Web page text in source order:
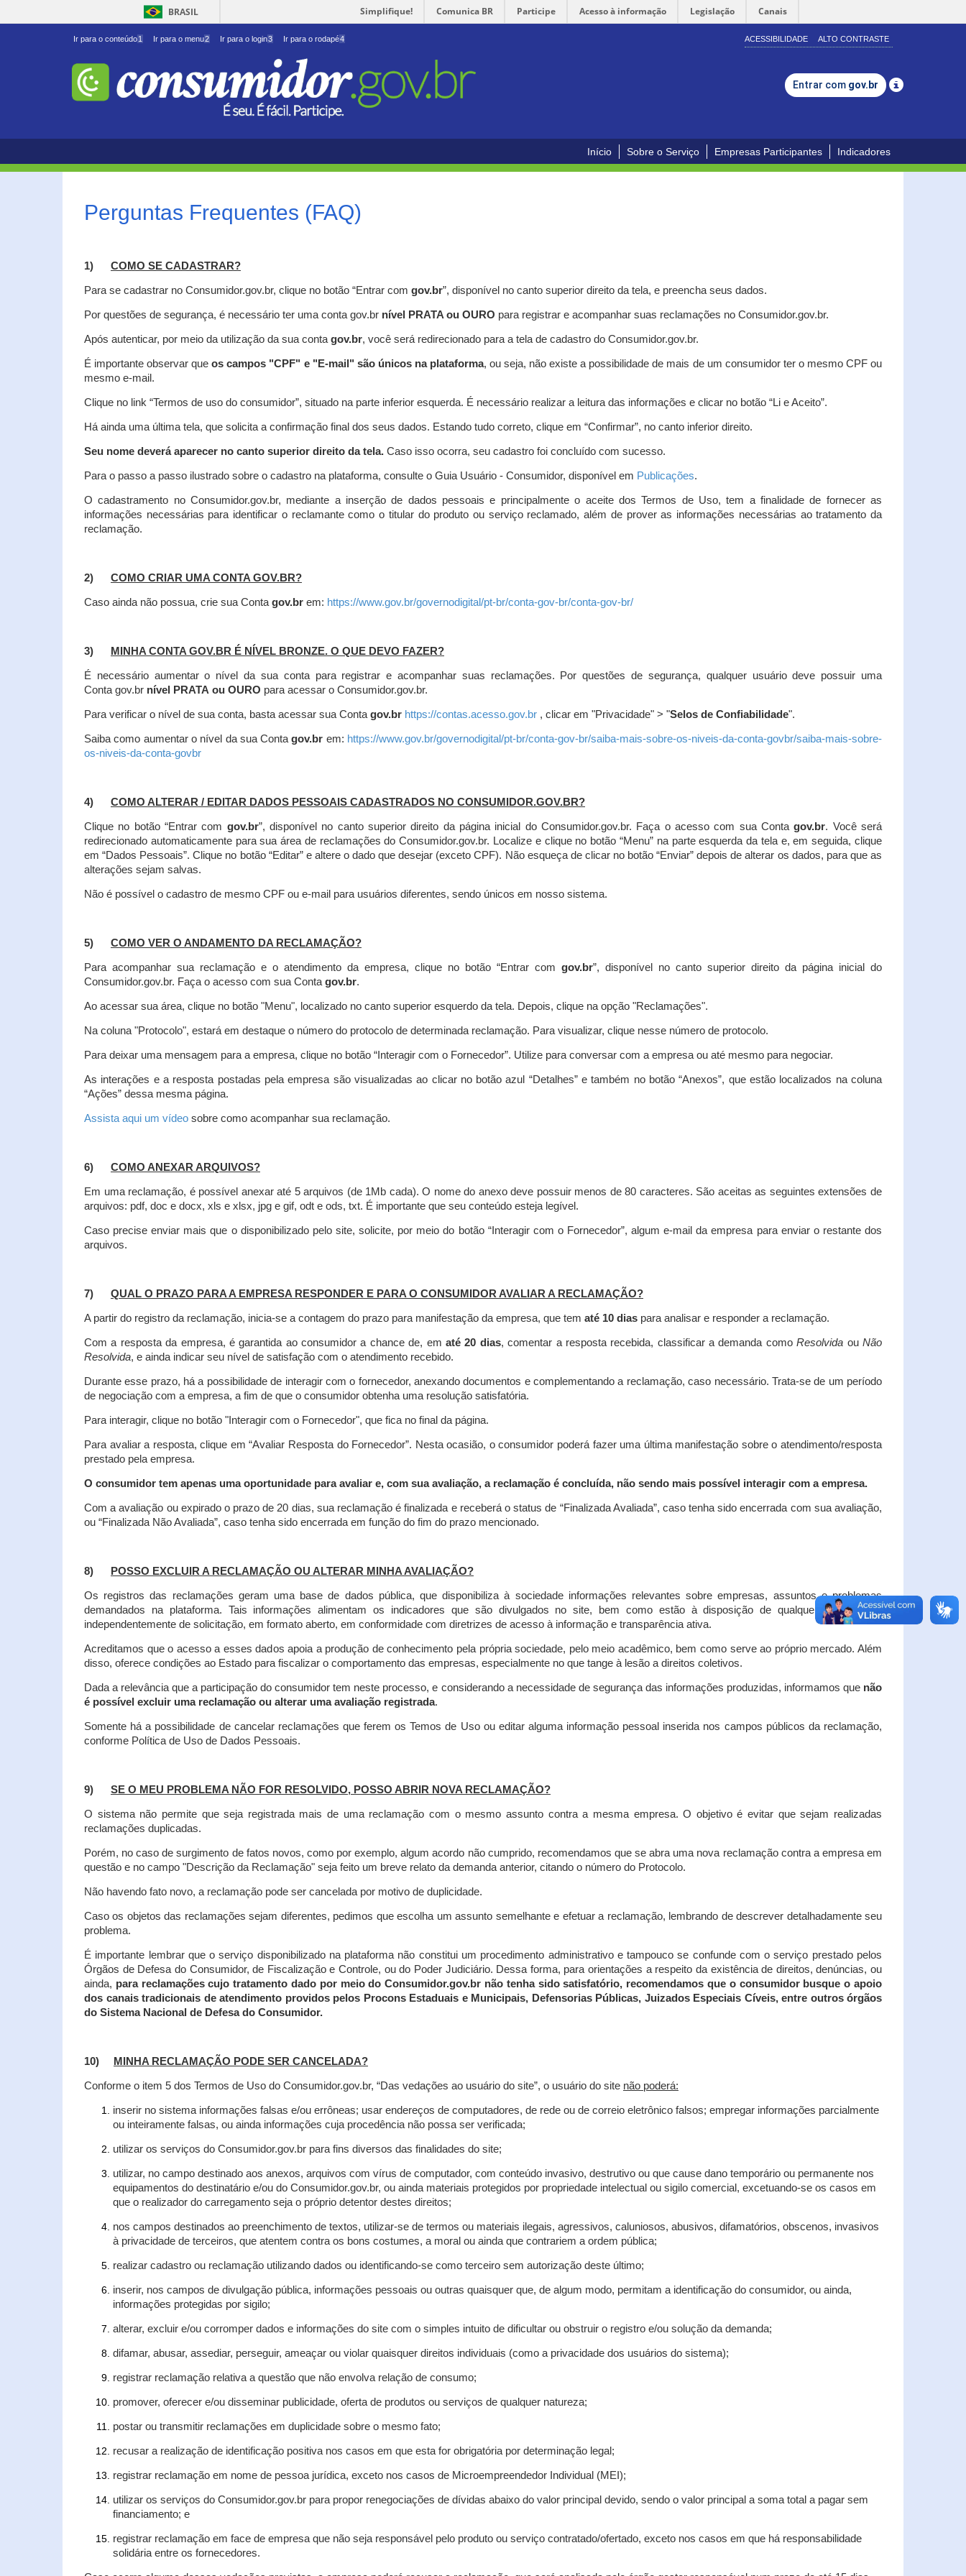
BRASIL Simplifique! Comunica BR Participe Acesso à informação Legislação Canais
Ir para o conteúdo1 Ir para o menu2 Ir para o login3 Ir para o rodapé4 ACESSIBILIDADE ALTO CONTRASTE
Entrar com gov.br
Início Sobre o Serviço Empresas Participantes Indicadores
Perguntas Frequentes (FAQ)
1) COMO SE CADASTRAR?
Para se cadastrar no Consumidor.gov.br, clique no botão “Entrar com gov.br”, disponível no canto superior direito da tela, e preencha seus dados.
Por questões de segurança, é necessário ter uma conta gov.br nível PRATA ou OURO para registrar e acompanhar suas reclamações no Consumidor.gov.br.
Após autenticar, por meio da utilização da sua conta gov.br, você será redirecionado para a tela de cadastro do Consumidor.gov.br.
É importante observar queos campos "CPF" e "E-mail" são únicos na plataforma, ou seja, não existe a possibilidade de mais de um consumidor ter o mesmo CPF ou
mesmo e-mail.
Clique no link “Termos de uso do consumidor”, situado na parte inferior esquerda. É necessário realizar a leitura das informações e clicar no botão “Li e Aceito”.
Há ainda uma última tela, que solicita a confirmação final dos seus dados. Estando tudo correto, clique em “Confirmar”, no canto inferior direito.
Seu nome deverá aparecer no canto superior direito da tela. Caso isso ocorra, seu cadastro foi concluído com sucesso.
Para o passo a passo ilustrado sobre o cadastro na plataforma, consulte o Guia Usuário - Consumidor, disponível em Publicações.
O cadastramento no Consumidor.gov.br, mediante a inserção de dados pessoais e principalmente o aceite dos Termos de Uso, tem a finalidade de fornecer as
informações necessárias para identificar o reclamante como o titular do produto ou serviço reclamado, além de prover as informações necessárias ao tratamento da
reclamação.
2) COMO CRIAR UMA CONTA GOV.BR?
Caso ainda não possua, crie sua Conta gov.br em: https://www.gov.br/governodigital/pt-br/conta-gov-br/conta-gov-br/
3) MINHA CONTA GOV.BR É NÍVEL BRONZE. O QUE DEVO FAZER?
É necessário aumentar o nível da sua conta para registrar e acompanhar suas reclamações. Por questões de segurança, qualquer usuário deve possuir uma
Conta gov.br nível PRATA ou OURO para acessar o Consumidor.gov.br.
Para verificar o nível de sua conta, basta acessar sua Conta gov.br https://contas.acesso.gov.br , clicar em "Privacidade" > "Selos de Confiabilidade".
Saiba como aumentar o nível da sua Contagov.br em: https://www.gov.br/governodigital/pt-br/conta-gov-br/saiba-mais-sobre-os-niveis-da-conta-govbr/saiba-mais-sobre-
os-niveis-da-conta-govbr
4) COMO ALTERAR / EDITAR DADOS PESSOAIS CADASTRADOS NO CONSUMIDOR.GOV.BR?
Clique no botão “Entrar com gov.br”, disponível no canto superior direito da página inicial do Consumidor.gov.br. Faça o acesso com sua Contagov.br. Você será
redirecionado automaticamente para sua área de reclamações do Consumidor.gov.br. Localize e clique no botão “Menu” na parte esquerda da tela e, em seguida, clique
em “Dados Pessoais”.Clique no botão “Editar” e altere o dado que desejar (exceto CPF). Não esqueça de clicar no botão “Enviar” depois de alterar os dados, para que as
alterações sejam salvas.
Não é possível o cadastro de mesmo CPF ou e-mail para usuários diferentes, sendo únicos em nosso sistema.
5) COMO VER O ANDAMENTO DA RECLAMAÇÃO?
Para acompanhar sua reclamação e o atendimento da empresa, clique no botão “Entrar com gov.br”, disponível no canto superior direito da página inicial do
Consumidor.gov.br. Faça o acesso com sua Conta gov.br.
Ao acessar sua área, clique no botão "Menu", localizado no canto superior esquerdo da tela. Depois, clique na opção "Reclamações".
Na coluna "Protocolo", estará em destaque o número do protocolo de determinada reclamação. Para visualizar, clique nesse número de protocolo.
Para deixar uma mensagem para a empresa, clique no botão “Interagir com o Fornecedor”. Utilize para conversar com a empresa ou até mesmo para negociar.
As interações e a resposta postadas pela empresa são visualizadas ao clicar no botão azul “Detalhes” e também no botão “Anexos”, que estão localizados na coluna
“Ações” dessa mesma página.
Assista aqui um vídeo sobre como acompanhar sua reclamação.
6) COMO ANEXAR ARQUIVOS?
Em uma reclamação, é possível anexar até 5 arquivos (de 1Mb cada). O nome do anexo deve possuir menos de 80 caracteres. São aceitas as seguintes extensões de
arquivos: pdf, doc e docx, xls e xlsx, jpg e gif, odt e ods, txt. É importante que seu conteúdo esteja legível.
Caso precise enviar mais que o disponibilizado pelo site, solicite, por meio do botão “Interagir com o Fornecedor”, algum e-mail da empresa para enviar o restante dos
arquivos.
7) QUAL O PRAZO PARA A EMPRESA RESPONDER E PARA O CONSUMIDOR AVALIAR A RECLAMAÇÃO?
A partir do registro da reclamação, inicia-se a contagem do prazo para manifestação da empresa, que tem até 10 dias para analisar e responder a reclamação.
Com a resposta da empresa, é garantida ao consumidor a chance de, em até 20 dias, comentar a resposta recebida, classificar a demanda comoResolvida ouNão
Resolvida, e ainda indicar seu nível de satisfação com o atendimento recebido.
Durante esse prazo, há a possibilidade de interagir com o fornecedor, anexando documentos e complementando a reclamação, caso necessário. Trata-se de um período
de negociação com a empresa, a fim de que o consumidor obtenha uma resolução satisfatória.
Para interagir, clique no botão "Interagir com o Fornecedor", que fica no final da página.
Para avaliar a resposta, clique em “Avaliar Resposta do Fornecedor”. Nesta ocasião, o consumidor poderá fazer uma última manifestação sobre o atendimento/resposta
prestado pela empresa.
O consumidor tem apenas uma oportunidade para avaliar e, com sua avaliação, a reclamação é concluída, não sendo mais possível interagir com a empresa.
Com a avaliação ou expirado o prazo de 20 dias, sua reclamação é finalizada e receberá o status de “Finalizada Avaliada”, caso tenha sido encerrada com sua avaliação,
ou “Finalizada Não Avaliada”, caso tenha sido encerrada em função do fim do prazo mencionado.
8) POSSO EXCLUIR A RECLAMAÇÃO OU ALTERAR MINHA AVALIAÇÃO?
Os registros das reclamações geram uma base de dados pública, que disponibiliza à sociedade informações relevantes sobre empresas, assuntos e problemas
demandados na plataforma. Tais informações alimentam os indicadores que são divulgados no site, bem como estão à disposição de qualquer interessado,
independentemente de solicitação, em formato aberto, em conformidade com diretrizes de acesso à informação e transparência ativa.
Acreditamos que o acesso a esses dados apoia a produção de conhecimento pela própria sociedade, pelo meio acadêmico, bem como serve ao próprio mercado. Além
disso, oferece condições ao Estado para fiscalizar o comportamento das empresas, especialmente no que tange à lesão a direitos coletivos.
Dada a relevância que a participação do consumidor tem neste processo, e considerando a necessidade de segurança das informações produzidas, informamos que não
é possível excluir uma reclamação ou alterar uma avaliação registrada.
Somente há a possibilidade de cancelar reclamações que ferem os Temos de Uso ou editar alguma informação pessoal inserida nos campos públicos da reclamação,
conforme Política de Uso de Dados Pessoais.
9) SE O MEU PROBLEMA NÃO FOR RESOLVIDO, POSSO ABRIR NOVA RECLAMAÇÃO?
O sistema não permite que seja registrada mais de uma reclamação com o mesmo assunto contra a mesma empresa. O objetivo é evitar que sejam realizadas
reclamações duplicadas.
Porém, no caso de surgimento de fatos novos, como por exemplo, algum acordo não cumprido, recomendamos que se abra uma nova reclamação contra a empresa em
questão e no campo "Descrição da Reclamação" seja feito um breve relato da demanda anterior, citando o número do Protocolo.
Não havendo fato novo, a reclamação pode ser cancelada por motivo de duplicidade.
Caso os objetos das reclamações sejam diferentes, pedimos que escolha um assunto semelhante e efetuar a reclamação, lembrando de descrever detalhadamente seu
problema.
É importante lembrar que o serviço disponibilizado na plataforma não constitui um procedimento administrativo e tampouco se confunde com o serviço prestado pelos
Órgãos de Defesa do Consumidor, de Fiscalização e Controle, ou do Poder Judiciário. Dessa forma, para orientações a respeito da existência de direitos, denúncias, ou
ainda, para reclamações cujo tratamento dado por meio do Consumidor.gov.br não tenha sido satisfatório, recomendamos que o consumidor busque o apoio
dos canais tradicionais de atendimento providos pelos Procons Estaduais e Municipais, Defensorias Públicas, Juizados Especiais Cíveis, entre outros órgãos
do Sistema Nacional de Defesa do Consumidor.
10) MINHA RECLAMAÇÃO PODE SER CANCELADA?
Conforme o item 5 dos Termos de Uso do Consumidor.gov.br, “Das vedações ao usuário do site”, o usuário do site não poderá:
inserir no sistema informações falsas e/ou errôneas; usar endereços de computadores, de rede ou de correio eletrônico falsos; empregar informações parcialmente
ou inteiramente falsas, ou ainda informações cuja procedência não possa ser verificada;
utilizar os serviços do Consumidor.gov.br para fins diversos das finalidades do site;
utilizar, no campo destinado aos anexos, arquivos com vírus de computador, com conteúdo invasivo, destrutivo ou que cause dano temporário ou permanente nos
equipamentos do destinatário e/ou do Consumidor.gov.br, ou ainda materiais protegidos por propriedade intelectual ou sigilo comercial, excetuando-se os casos em
que o realizador do carregamento seja o próprio detentor destes direitos;
nos campos destinados ao preenchimento de textos, utilizar-se de termos ou materiais ilegais, agressivos, caluniosos, abusivos, difamatórios, obscenos, invasivos
à privacidade de terceiros, que atentem contra os bons costumes, a moral ou ainda que contrariem a ordem pública;
realizar cadastro ou reclamação utilizando dados ou identificando-se como terceiro sem autorização deste último;
inserir, nos campos de divulgação pública, informações pessoais ou outras quaisquer que, de algum modo, permitam a identificação do consumidor, ou ainda,
informações protegidas por sigilo;
alterar, excluir e/ou corromper dados e informações do site com o simples intuito de dificultar ou obstruir o registro e/ou solução da demanda;
difamar, abusar, assediar, perseguir, ameaçar ou violar quaisquer direitos individuais (como a privacidade dos usuários do sistema);
registrar reclamação relativa a questão que não envolva relação de consumo;
promover, oferecer e/ou disseminar publicidade, oferta de produtos ou serviços de qualquer natureza;
postar ou transmitir reclamações em duplicidade sobre o mesmo fato;
recusar a realização de identificação positiva nos casos em que esta for obrigatória por determinação legal;
registrar reclamação em nome de pessoa jurídica, exceto nos casos de Microempreendedor Individual (MEI);
utilizar os serviços do Consumidor.gov.br para propor renegociações de dívidas abaixo do valor principal devido, sendo o valor principal a soma total a pagar sem
financiamento; e
registrar reclamação em face de empresa que não seja responsável pelo produto ou serviço contratado/ofertado, exceto nos casos em que há responsabilidade
solidária entre os fornecedores.